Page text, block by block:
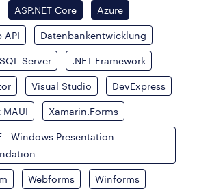
ASP.NET Core Azure
API Datenbankentwicklung
Server .NET Framework
Visual Studio DevExpress
MAUI Xamarin.Forms
- Windows Presentation
Webforms Winforms